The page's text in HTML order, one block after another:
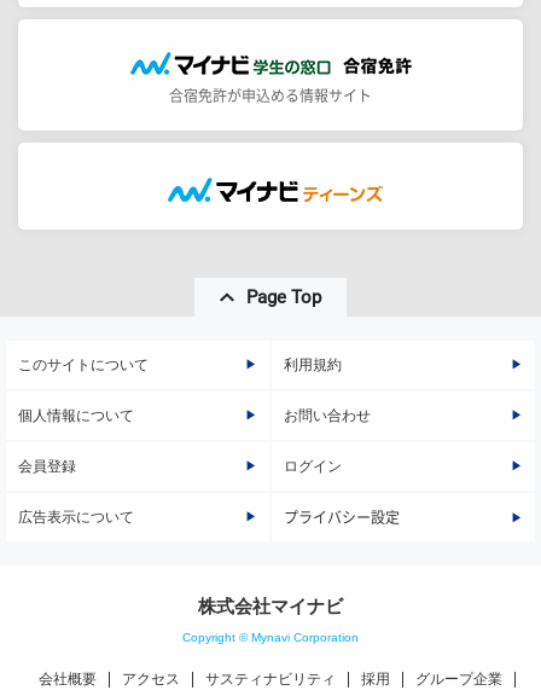
合宿免許が申込める情報サイト
Page Top
このサイトについて 利用規約
個人情報について お問い合わせ
会員登録 ログイン
広告表示について プライバシー設定
株式会社マイナビ
Copyright © Mynavi Corporation
会社概要 アクセス サスティナビリティ 採用 グループ企業